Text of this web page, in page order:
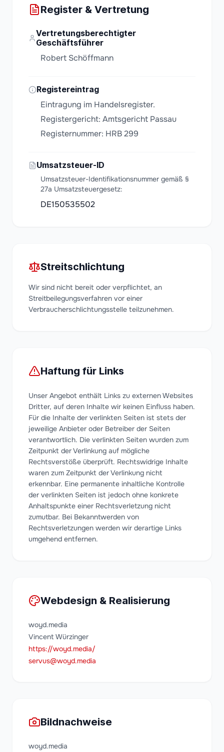
Register & Vertretung
Vertretungsberechtigter
Geschäftsführer
Robert Schöffmann
Registereintrag
Eintragung im Handelsregister.
Registergericht: Amtsgericht Passau
Registernummer: HRB 299
Umsatzsteuer-ID
Umsatzsteuer-Identifikationsnummer gemäß §
27a Umsatzsteuergesetz:
DE150535502
Streitschlichtung
Wir sind nicht bereit oder verpflichtet, an
Streitbeilegungsverfahren vor einer
Verbraucherschlichtungsstelle teilzunehmen.
Haftung für Links
Unser Angebot enthält Links zu externen Websites
Dritter, auf deren Inhalte wir keinen Einfluss haben.
Für die Inhalte der verlinkten Seiten ist stets der
jeweilige Anbieter oder Betreiber der Seiten
verantwortlich. Die verlinkten Seiten wurden zum
Zeitpunkt der Verlinkung auf mögliche
Rechtsverstöße überprüft. Rechtswidrige Inhalte
waren zum Zeitpunkt der Verlinkung nicht
erkennbar. Eine permanente inhaltliche Kontrolle
der verlinkten Seiten ist jedoch ohne konkrete
Anhaltspunkte einer Rechtsverletzung nicht
zumutbar. Bei Bekanntwerden von
Rechtsverletzungen werden wir derartige Links
umgehend entfernen.
Webdesign & Realisierung
woyd.media
Vincent Würzinger
https://woyd.media/
servus@woyd.media
Bildnachweise
woyd.media